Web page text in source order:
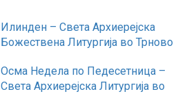
Илинден – Света Архиерејска
Божествена Литургија во Трново
Осма Недела по Педесетница –
Света Архиерејска Литургија во